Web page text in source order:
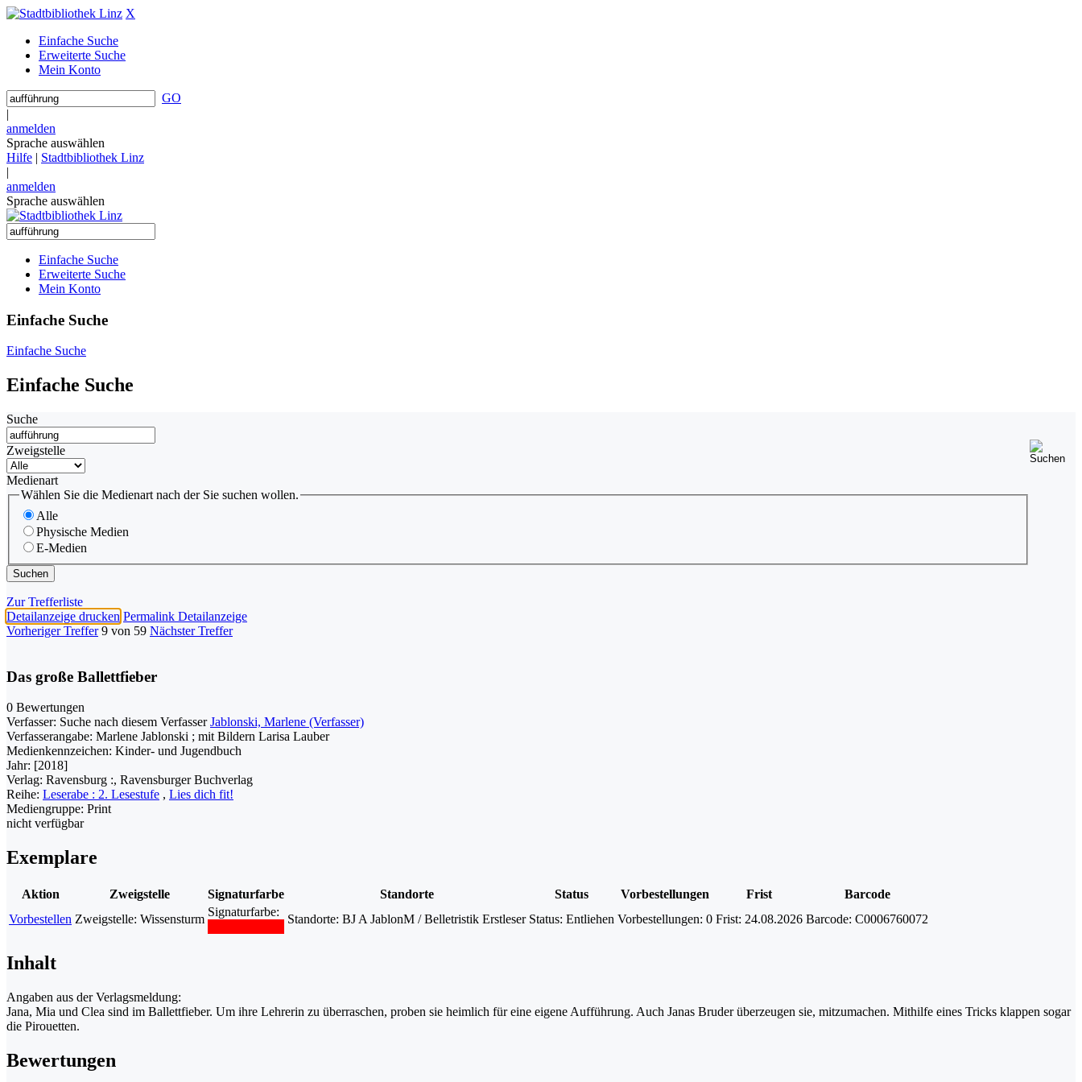
X
Einfache Suche
Erweiterte Suche
Mein Konto
GO
|
anmelden
Sprache auswählen
Hilfe | Stadtbibliothek Linz
|
anmelden
Sprache auswählen
Einfache Suche
Erweiterte Suche
Mein Konto
Einfache Suche
Einfache Suche
Einfache Suche
Suche
Zweigstelle
Medienart
Wählen Sie die Medienart nach der Sie suchen wollen.
Alle
Physische Medien
E-Medien
Zur Trefferliste
Detailanzeige drucken Permalink Detailanzeige
Vorheriger Treffer 9 von 59 Nächster Treffer
Das große Ballettfieber
0 Bewertungen
Verfasser: Suche nach diesem Verfasser Jablonski, Marlene (Verfasser)
Verfasserangabe: Marlene Jablonski ; mit Bildern Larisa Lauber
Medienkennzeichen: Kinder- und Jugendbuch
Jahr: [2018]
Verlag: Ravensburg :, Ravensburger Buchverlag
Reihe: Leserabe : 2. Lesestufe , Lies dich fit!
Mediengruppe: Print
nicht verfügbar
Exemplare
Aktion Zweigstelle Signaturfarbe Standorte Status Vorbestellungen Frist
Barcode
Vorbestellen Zweigstelle: Wissensturm
Signaturfarbe:
Standorte: BJ A JablonM / Belletristik Erstleser Status: Entliehen Vorbestellungen: 0 Frist: 24.08.2026 Barcode: C0006760072
Inhalt
Angaben aus der Verlagsmeldung:
Jana, Mia und Clea sind im Ballettfieber. Um ihre Lehrerin zu überraschen, proben sie heimlich für eine eigene Aufführung. Auch Janas Bruder überzeugen sie, mitzumachen. Mithilfe eines Tricks klappen sogar
die Pirouetten.
Bewertungen